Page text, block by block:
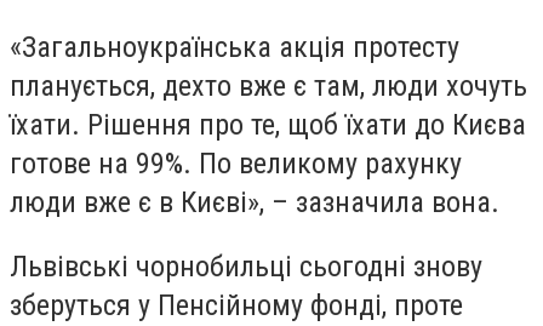
«Загальноукраїнська акція протесту
планується, дехто вже є там, люди хочуть
їхати. Рішення про те, щоб їхати до Києва
готове на 99%. По великому рахунку
люди вже є в Києві», – зазначила вона.
Львівські чорнобильці сьогодні знову
зберуться у Пенсійному фонді, проте